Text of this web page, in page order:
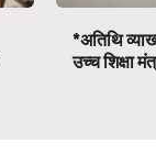
*अतिथि
उच्च शिक्षा